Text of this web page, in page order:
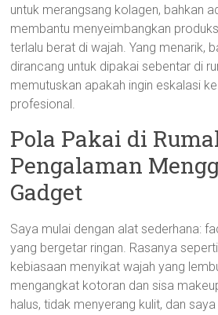
untuk merangsang kolagen, bahkan
membantu menyeimbangkan
terlalu berat di wajah. Yang menarik,
dirancang untuk dipakai sebentar di
memutuskan apakah ingin eskalasi
profesional.
Pola Pakai di
Pengalaman
Gadget
Saya mulai dengan alat sederhana:
yang bergetar ringan. Rasanya
kebiasaan menyikat wajah yang
mengangkat kotoran dan sisa
halus, tidak menyerang kulit, dan